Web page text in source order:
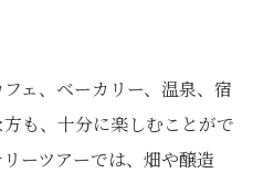
ェ、ベーカリー、温泉、宿
も、十分に楽しむことがで
ーツアーでは、畑や醸造